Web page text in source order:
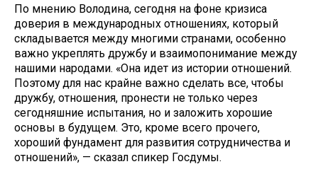
По мнению Володина, сегодня на фоне кризиса
доверия в международных отношениях, который
складывается между многими странами, особенно
важно укреплять дружбу и взаимопонимание между
нашими народами. «Она идет из истории отношений.
Поэтому для нас крайне важно сделать все, чтобы
дружбу, отношения, пронести не только через
сегодняшние испытания, но и заложить хорошие
основы в будущем. Это, кроме всего прочего,
хороший фундамент для развития сотрудничества и
отношений», — сказал спикер Госдумы.